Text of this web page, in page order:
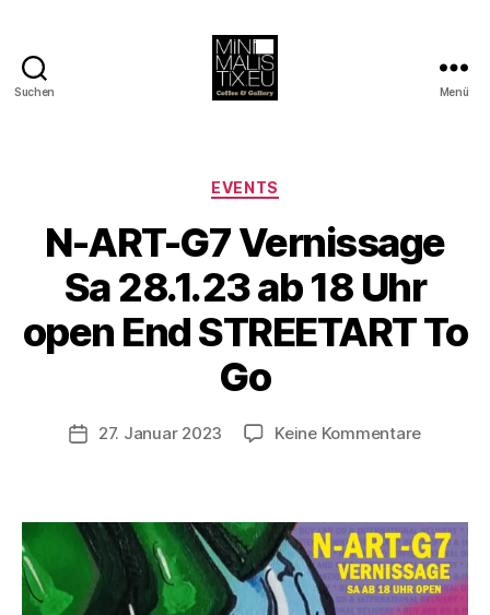
Suchen Menü
Kategorien
EVENTS
N-ART-G7 Vernissage
Sa 28.1.23 ab 18 Uhr
open End STREETART To
Go
Beitragsautor
V
o
n
i
1
3
Veröffentlichungsdatum
27. Januar 2023 Keine Kommentarezu
Sa
28.1.23
ab